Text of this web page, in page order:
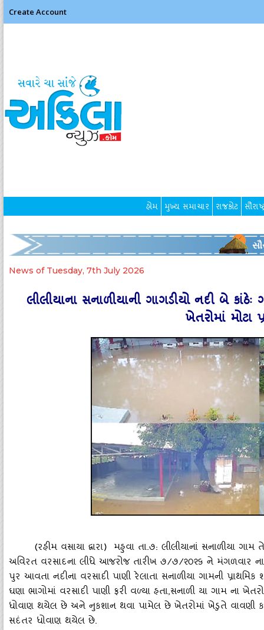
Create Account
હોમ મુખ્ય સમાચાર રાજકોટ
News of Tuesday, 7th July 2026
લીલીયાના સનાળીયાની ગાગડીયો નદી બે
ખેતરોમાં મોટા
(રહીમ વસાયા દ્વારા) મહુવા તા.૭: લીલીયાનાં સનાળીયા
અવિરત વરસાદના લીધે આજરોજ તારીખ ૭/૭/૨૦૨૬ ને મંગળવાર ના
પુર આવતા નદીના વરસાદી પાણી રેલાતા સનાળીયા ગામની
ઘણા ભાગોમાં વરસાદી પાણી ફરી વળ્‍યા હતા,સનાળી યા ગામ ના
ધોવાણ થયેલ છે અને નુકશાન થવા પામેલ છે ખેતરોમાં ખેડુતે વાવણી
સદંતર ધોવાણ થયેલ છે.